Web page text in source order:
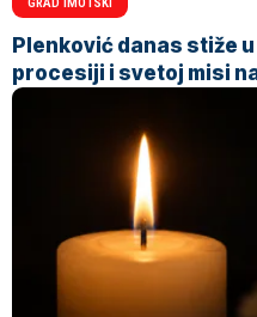
Plenković danas stiže
procesiji i svetoj misi